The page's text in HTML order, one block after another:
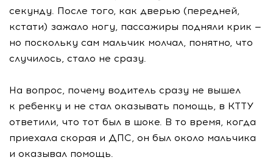
секунду. После того, как дверью (передней,
кстати) зажало ногу, пассажиры подняли крик —
но поскольку сам мальчик молчал, понятно, что
случилось, стало не сразу.
На вопрос, почему водитель сразу не вышел
к ребенку и не стал оказывать помощь, в КТТУ
ответили, что тот был в шоке. В то время, когда
приехала скорая и ДПС, он был около мальчика
и оказывал помощь.